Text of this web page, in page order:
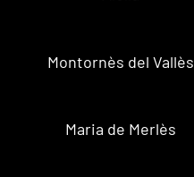
Montornès del Vallès
Maria de Merlès